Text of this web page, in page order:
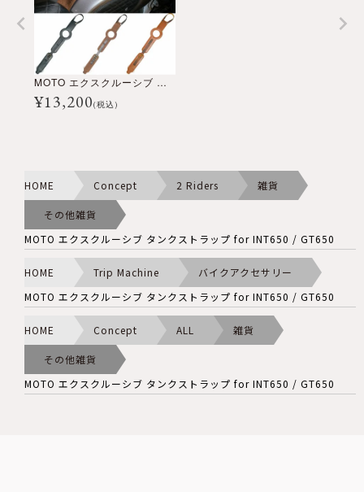
MOTO エクスクルーシブ タンクストラップ for INT650 / GT650
¥13,200(税込)
HOME Concept 2 Riders 雑貨
その他雑貨
MOTO エクスクルーシブ タンクストラップ for INT650 / GT650
HOME Trip Machine
バイクアクセサリー
MOTO エクスクルーシブ タンクストラップ for INT650 / GT650
HOME Concept ALL 雑貨
その他雑貨
MOTO エクスクルーシブ タンクストラップ for INT650 / GT650